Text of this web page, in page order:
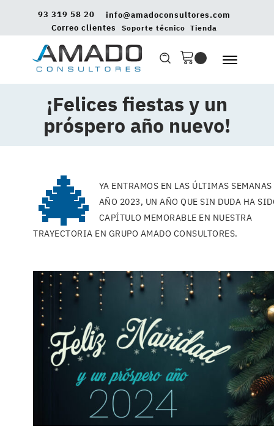
93 319 58 20
info@amadoconsultores.com
Correo clientes
Soporte técnico Tienda
¡Felices fiestas y un
próspero año nuevo!
🎄
YA ENTRAMOS EN LAS ÚLTIMAS
AÑO 2023, UN AÑO QUE SIN DUDA HA
CAPÍTULO MEMORABLE EN NUESTRA
TRAYECTORIA EN GRUPO AMADO CONSULTORES.